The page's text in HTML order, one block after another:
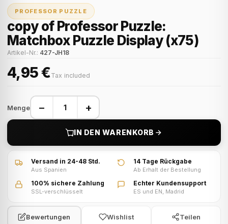
PROFESSOR PUZZLE
copy of Professor Puzzle:
Matchbox Puzzle Display (x75)
Artikel-Nr.: 427-JH18
4,95 €Tax included
Menge − +
IN DEN WARENKORB
Versand in 24-48 Std.
Aus Spanien
14 Tage Rückgabe
Ab Erhalt der Bestellung
100% sichere Zahlung
SSL-verschlüsselt
Echter Kundensupport
ES und EN, Madrid
Bewertungen Wishlist Teilen